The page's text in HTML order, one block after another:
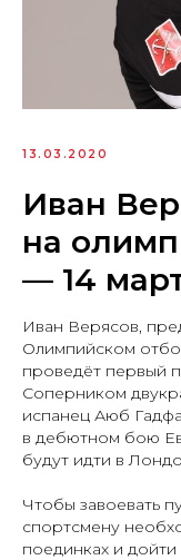
13.03.2020
Иван
на
— 14
Иван Верясов,
Олимпийском
проведёт первый
Соперником
испанец Аюб
в дебютном бою
будут идти в
Чтобы завоевать
спортсмену
поединках и